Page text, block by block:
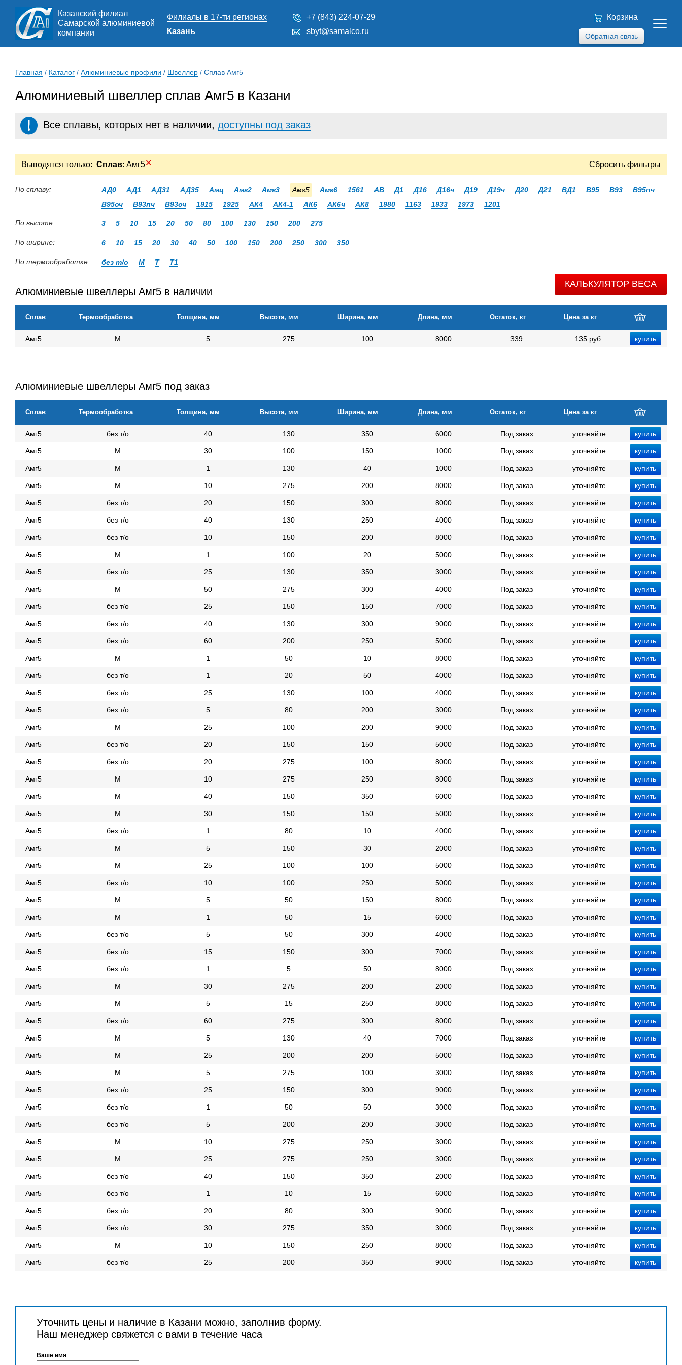
Казанский филиал
Самарской алюминиевой
компании
Филиалы в 17-ти регионах
Казань
+7 (843) 224-07-29
sbyt@samalco.ru
Обратная связь
Корзина
Главная / Каталог / Алюминиевые профили / Швеллер / Сплав Амг5
Алюминиевый швеллер сплав Амг5 в Казани
Все сплавы, которых нет в наличии, доступны под заказ
Выводятся только: Сплав: Амг5✕ Сбросить фильтры
По сплаву: АД0 АД1 АД31 АД35 Амц Амг2 Амг3 Амг5 Амг6 1561 АВ Д1 Д16 Д16ч Д19 Д19ч Д20 Д21 ВД1 В95 В93
В95пч
В95оч
В93пч В93оч 1915 1925 АК4 АК4-1 АК6 АК6ч АК8 1980 1163 1933 1973 1201
По высоте: 3 5 10 15 20 50 80 100 130 150 200 275
По ширине: 6 10 15 20 30 40 50 100 150 200 250 300 350
По термообработке: без т/о М Т Т1
Алюминиевые швеллеры Амг5 в наличии
КАЛЬКУЛЯТОР ВЕСА
Сплав Термообработка Толщина, мм Высота, мм Ширина, мм Длина, мм Остаток, кг Цена за кг
Амг5 М 5 275 100 8000 339 135 руб.
Алюминиевые швеллеры Амг5 под заказ
Сплав Термообработка Толщина, мм Высота, мм Ширина, мм Длина, мм Остаток, кг Цена за кг
Амг5 без т/о 40 130 350 6000 Под заказ уточняйте
Амг5 М 30 100 150 1000 Под заказ уточняйте
Амг5 М 1 130 40 1000 Под заказ уточняйте
Амг5 М 10 275 200 8000 Под заказ уточняйте
Амг5 без т/о 20 150 300 8000 Под заказ уточняйте
Амг5 без т/о 40 130 250 4000 Под заказ уточняйте
Амг5 без т/о 10 150 200 8000 Под заказ уточняйте
Амг5 М 1 100 20 5000 Под заказ уточняйте
Амг5 без т/о 25 130 350 3000 Под заказ уточняйте
Амг5 М 50 275 300 4000 Под заказ уточняйте
Амг5 без т/о 25 150 150 7000 Под заказ уточняйте
Амг5 без т/о 40 130 300 9000 Под заказ уточняйте
Амг5 без т/о 60 200 250 5000 Под заказ уточняйте
Амг5 М 1 50 10 8000 Под заказ уточняйте
Амг5 без т/о 1 20 50 4000 Под заказ уточняйте
Амг5 без т/о 25 130 100 4000 Под заказ уточняйте
Амг5 без т/о 5 80 200 3000 Под заказ уточняйте
Амг5 М 25 100 200 9000 Под заказ уточняйте
Амг5 без т/о 20 150 150 5000 Под заказ уточняйте
Амг5 без т/о 20 275 100 8000 Под заказ уточняйте
Амг5 М 10 275 250 8000 Под заказ уточняйте
Амг5 М 40 150 350 6000 Под заказ уточняйте
Амг5 М 30 150 150 5000 Под заказ уточняйте
Амг5 без т/о 1 80 10 4000 Под заказ уточняйте
Амг5 М 5 150 30 2000 Под заказ уточняйте
Амг5 М 25 100 100 5000 Под заказ уточняйте
Амг5 без т/о 10 100 250 5000 Под заказ уточняйте
Амг5 М 5 50 150 8000 Под заказ уточняйте
Амг5 М 1 50 15 6000 Под заказ уточняйте
Амг5 без т/о 5 50 300 4000 Под заказ уточняйте
Амг5 без т/о 15 150 300 7000 Под заказ уточняйте
Амг5 без т/о 1 5 50 8000 Под заказ уточняйте
Амг5 М 30 275 200 2000 Под заказ уточняйте
Амг5 М 5 15 250 8000 Под заказ уточняйте
Амг5 без т/о 60 275 300 8000 Под заказ уточняйте
Амг5 М 5 130 40 7000 Под заказ уточняйте
Амг5 М 25 200 200 5000 Под заказ уточняйте
Амг5 М 5 275 100 3000 Под заказ уточняйте
Амг5 без т/о 25 150 300 9000 Под заказ уточняйте
Амг5 без т/о 1 50 50 3000 Под заказ уточняйте
Амг5 без т/о 5 200 200 3000 Под заказ уточняйте
Амг5 М 10 275 250 3000 Под заказ уточняйте
Амг5 М 25 275 250 3000 Под заказ уточняйте
Амг5 без т/о 40 150 350 2000 Под заказ уточняйте
Амг5 без т/о 1 10 15 6000 Под заказ уточняйте
Амг5 без т/о 20 80 300 9000 Под заказ уточняйте
Амг5 без т/о 30 275 350 3000 Под заказ уточняйте
Амг5 М 10 150 250 8000 Под заказ уточняйте
Амг5 без т/о 25 200 350 9000 Под заказ уточняйте
Уточнить цены и наличие в Казани можно, заполнив форму.
Наш менеджер свяжется с вами в течение часа
Ваше имя